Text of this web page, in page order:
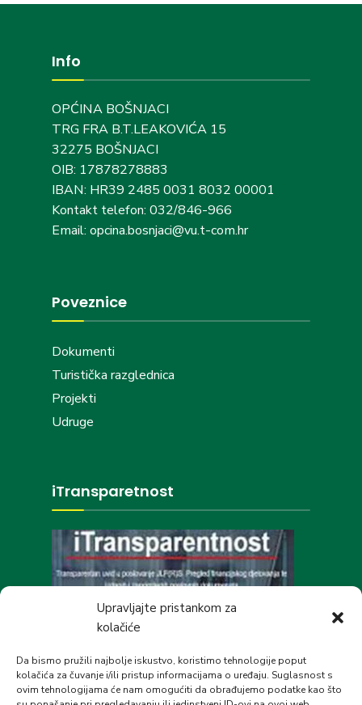
Upravljajte pristankom za
kolačiće
Da bismo pružili najbolje iskustvo, koristimo tehnologije poput
kolačića za čuvanje i/ili pristup informacijama o uređaju. Suglasnost s
ovim tehnologijama će nam omogućiti da obrađujemo podatke kao što
Info
OPĆINA BOŠNJACI
TRG FRA B.T.LEAKOVIĆA 15
32275 BOŠNJACI
OIB: 17878278883
IBAN: HR39 2485 0031 8032 00001
Kontakt telefon: 032/846-966
Email: opcina.bosnjaci@vu.t-com.hr
Poveznice
Dokumenti
Turistička razglednica
Projekti
Udruge
iTransparetnost
Društvene mreže